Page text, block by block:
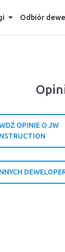
Odbiór
OPINIE O JW